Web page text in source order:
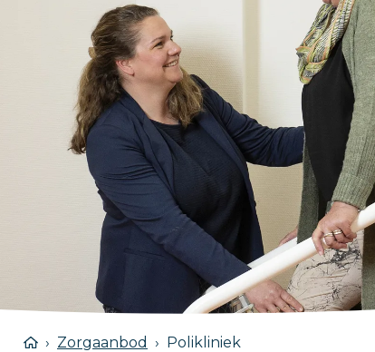
Zorgaanbod Polikliniek